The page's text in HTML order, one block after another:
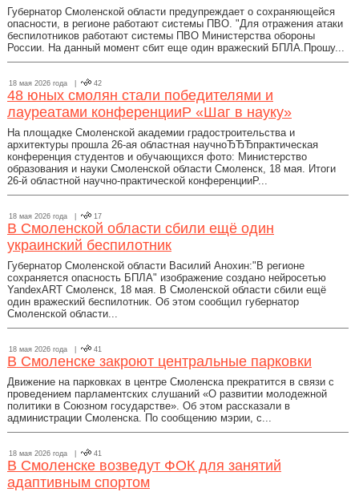
Губернатор Смоленской области предупреждает о сохраняющейся
опасности, в регионе работают системы ПВО. "Для отражения атаки
беспилотников работают системы ПВО Министерства обороны
России. На данный момент сбит еще один вражеский БПЛА.Прошу...
18 мая 2026 года | 42
48 юных смолян стали победителями и
лауреатами конференцииP «Шаг в науку»
На площадке Смоленской академии градостроительства и
архитектуры прошла 26-ая областная научноЂЂЂпрактическая
конференция студентов и обучающихся фото: Министерство
образования и науки Смоленской области Смоленск, 18 мая. Итоги
26-й областной научно-практической конференцииP...
18 мая 2026 года | 17
В Смоленской области сбили ещё один
украинский беспилотник
Губернатор Смоленской области Василий Анохин:"В регионе
сохраняется опасность БПЛА" изображение создано нейросетью
YandexART Смоленск, 18 мая. В Смоленской области сбили ещё
один вражеский беспилотник. Об этом сообщил губернатор
Смоленской области...
18 мая 2026 года | 41
В Смоленске закроют центральные парковки
Движение на парковках в центре Смоленска прекратится в связи с
проведением парламентских слушаний «О развитии молодежной
политики в Союзном государстве». Об этом рассказали в
администрации Смоленска. По сообщению мэрии, с...
18 мая 2026 года | 41
В Смоленске возведут ФОК для занятий
адаптивным спортом